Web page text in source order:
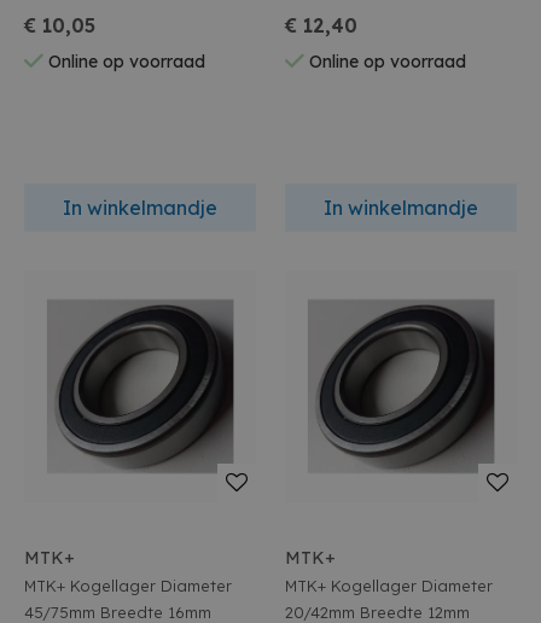
€ 10,05
Online op voorraad
In winkelmandje
€ 12,40
Online op voorraad
In winkelmandje
MTK+
MTK+ Kogellager Diameter
45/75mm Breedte 16mm
MTK+
MTK+ Kogellager Diameter
20/42mm Breedte 12mm